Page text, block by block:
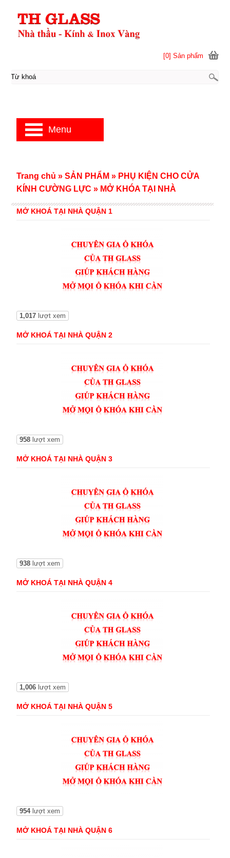
MỞ KHOÁ TẠI NHÀ QUẬN 1
1,017lượt xem
MỞ KHOÁ TẠI NHÀ QUẬN 2
958lượt xem
MỞ KHOÁ TẠI NHÀ QUẬN 3
938lượt xem
MỞ KHOÁ TẠI NHÀ QUẬN 4
1,006lượt xem
MỞ KHOÁ TẠI NHÀ QUẬN 5
954lượt xem
MỞ KHOÁ TẠI NHÀ QUẬN 6
Trang chủ » SẢN PHẨM » PHỤ KIỆN CHO CỬA
KÍNH CƯỜNG LỰC » MỞ KHÓA TẠI NHÀ
[0] Sản phẩm
Menu